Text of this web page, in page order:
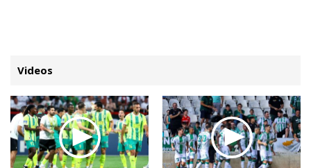
ΚΑΤΗΓΟΡΙΕΣ ΣΥΝΔΕΣΗ
Κύπρος
Παιδεία
Απόψεις
Αρθρογραφία
Videos